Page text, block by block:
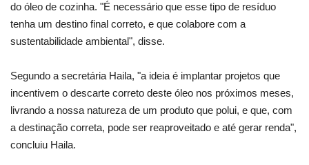
do óleo de cozinha. "É necessário que esse tipo de resíduo
tenha um destino final correto, e que colabore com a
sustentabilidade ambiental", disse.
Segundo a secretária Haila, "a ideia é implantar projetos que
incentivem o descarte correto deste óleo nos próximos meses,
livrando a nossa natureza de um produto que polui, e que, com
a destinação correta, pode ser reaproveitado e até gerar renda",
concluiu Haila.